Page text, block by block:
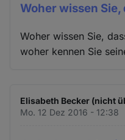
Woher wissen Sie,
Woher wissen Sie,
woher kennen Sie
Elisabeth Becker (nicht
Mo. 12 Dez 2016 - 12:38